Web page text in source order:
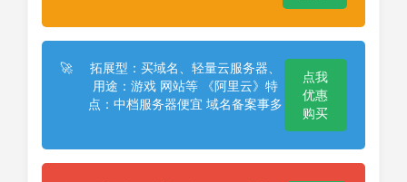
🚀
拓展型：买域名、轻量云服务器、
用途：游戏 网站等 《阿里云》特
点：中档服务器便宜 域名备案事多
点我
优惠
购买